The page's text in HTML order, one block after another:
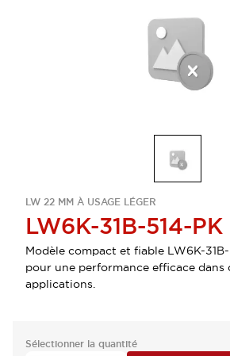
LW 22 MM À USAGE LÉGER
LW6K-31B-514-PK
Modèle compact et fiable LW6K-
pour une performance efficace dans
applications.
Sélectionner la quantité